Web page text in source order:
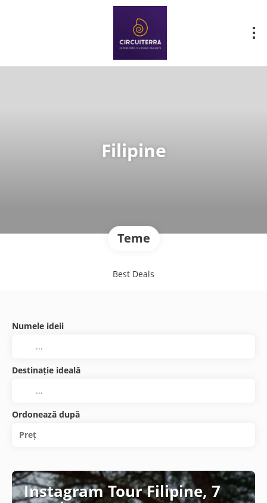
Filipine
Teme
Best Deals
Numele ideii
Destinație ideală
Ordonează după
Preț
Instagram Tour Filipine, 7